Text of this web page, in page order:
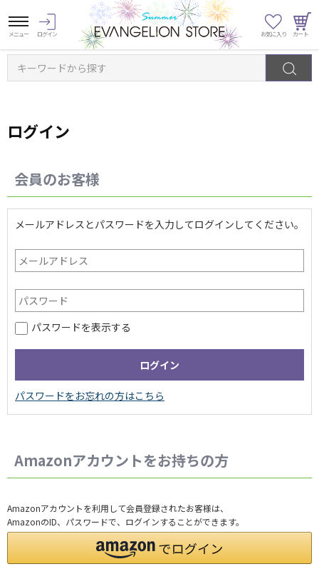
キーワードから探す
ログイン
会員のお客様
メールアドレスとパスワードを入力してログインしてください。
パスワードを表示する
Amazonアカウントをお持ちの方
Amazonアカウントを利用して会員登録されたお客様は、
AmazonのID、パスワードで、ログインすることができます。